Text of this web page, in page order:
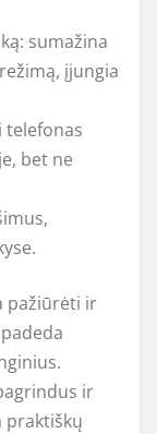
sumažina
įjungia
telefonas
bet ne
pažiūrėti ir
ir
praktiškų